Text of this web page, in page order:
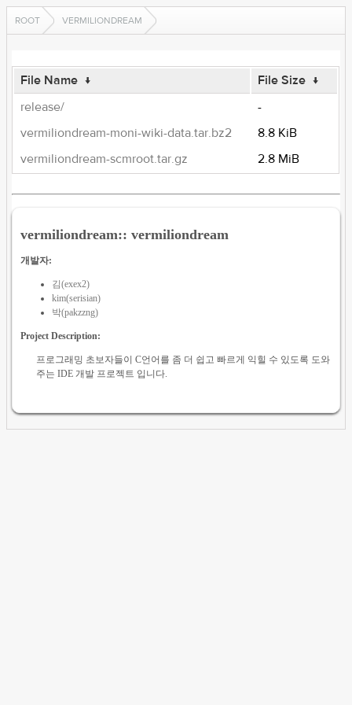
ROOT VERMILIONDREAM
File Name ↓ File Size ↓
release/
-
vermiliondream-moni-wiki-data.tar.bz2
8.8 KiB
vermiliondream-scmroot.tar.gz
2.8 MiB
vermiliondream:: vermiliondream
개발자:
김(exex2)
kim(serisian)
박(pakzzng)
Project Description:
프로그래밍 초보자들이 C언어를 좀 더 쉽고 빠르게 익힐 수 있도록 도와
주는 IDE 개발 프로젝트 입니다.